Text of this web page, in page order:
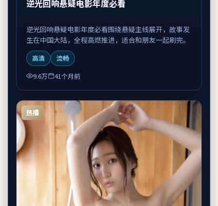
逆光回响悬疑电影年度必看
逆光回响悬疑电影年度必看围绕悬疑主线展开，故事发
生在中国大陆，全程高燃推进，适合和朋友一起刷完。
高清
流畅
9.6万
41个月前
热播